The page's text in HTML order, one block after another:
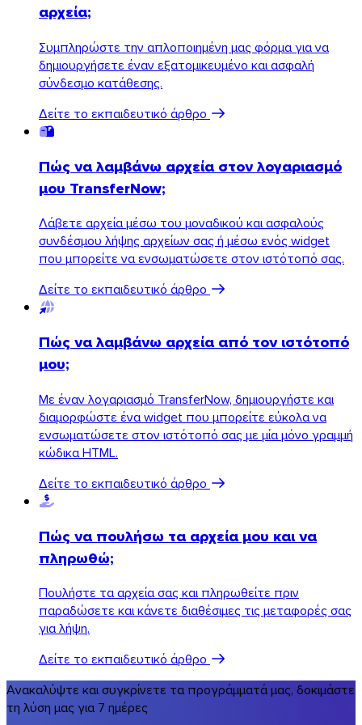
Ανακαλύψτε το API
Οδηγοί και μαθήματα
Στείλτε κάθε τύπο αρχείου
Το blog
Επικοινωνία με την υποστήριξη
Διαθέσιμες γλώσσες
αρχεία;
Συμπληρώστε την απλοποιημένη μας φόρμα για να
δημιουργήσετε έναν εξατομικευμένο και ασφαλή
σύνδεσμο κατάθεσης.
Δείτε το εκπαιδευτικό άρθρο
Πώς να λαμβάνω αρχεία στον λογαριασμό
μου TransferNow;
Λάβετε αρχεία μέσω του μοναδικού και ασφαλούς
συνδέσμου λήψης αρχείων σας ή μέσω ενός widget
που μπορείτε να ενσωματώσετε στον ιστότοπό σας.
Δείτε το εκπαιδευτικό άρθρο
Πώς να λαμβάνω αρχεία από τον ιστότοπό
μου;
Με έναν λογαριασμό TransferNow, δημιουργήστε και
διαμορφώστε ένα widget που μπορείτε εύκολα να
ενσωματώσετε στον ιστότοπό σας με μία μόνο γραμμή
κώδικα HTML.
Δείτε το εκπαιδευτικό άρθρο
Πώς να πουλήσω τα αρχεία μου και να
πληρωθώ;
Πουλήστε τα αρχεία σας και πληρωθείτε πριν
παραδώσετε και κάνετε διαθέσιμες τις μεταφορές σας
για λήψη.
Δείτε το εκπαιδευτικό άρθρο
Ανακαλύψτε και συγκρίνετε τα προγράμματά μας, δοκιμάστε
τη λύση μας για 7 ημέρες